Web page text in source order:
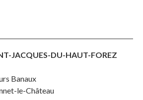
JACQUES-DU-HAUT-FOREZ
Banaux
le-Château